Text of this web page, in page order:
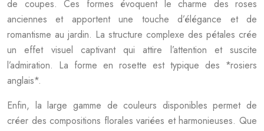
de coupes. Ces formes évoquent le charme des roses
anciennes et apportent une touche d’élégance et de
romantisme au jardin. La structure complexe des pétales crée
un effet visuel captivant qui attire l’attention et suscite
l’admiration. La forme en rosette est typique des *rosiers
anglais*.
Enfin, la large gamme de couleurs disponibles permet de
créer des compositions florales variées et harmonieuses. Que